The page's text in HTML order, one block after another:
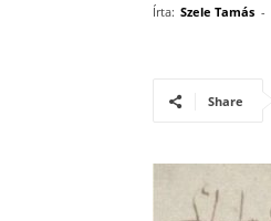
Írta: Szele Tamás -
Share